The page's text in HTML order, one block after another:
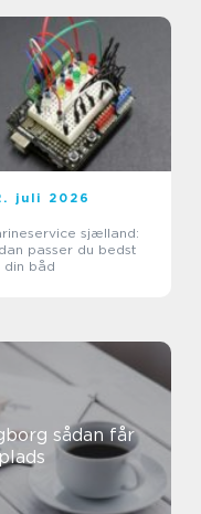
juli 2026
sjælland:
passer du bedst
din båd
får